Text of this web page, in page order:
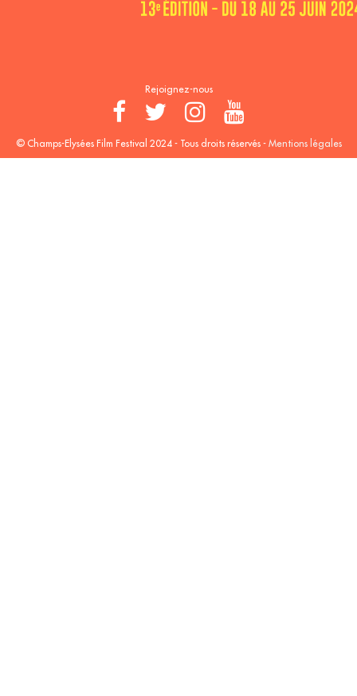
Rejoignez-nous
© Champs-Elysées Film Festival 2024 - Tous droits réservés - Mentions légales